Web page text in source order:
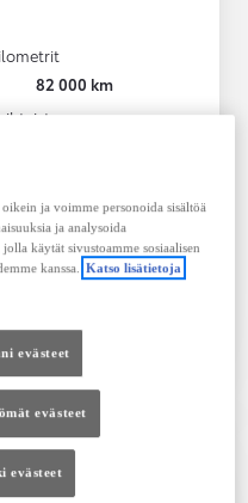
82 000 km
ja voimme personoida sisältöä
ja analysoida
käytät sivustoamme sosiaalisen
kanssa. Katso lisätietoja
evästeet
evästeet
evästeet